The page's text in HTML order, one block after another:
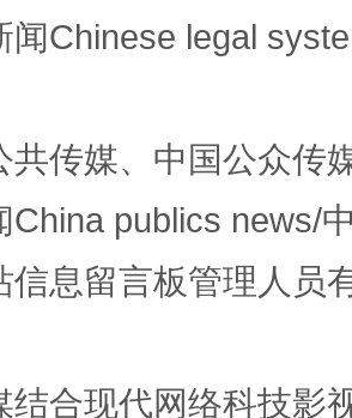
建安的艺术幻境
闻Chinese legal
共传媒、中国公众传
China publics news/
信息留言板管理人员
结合现代网络科技影